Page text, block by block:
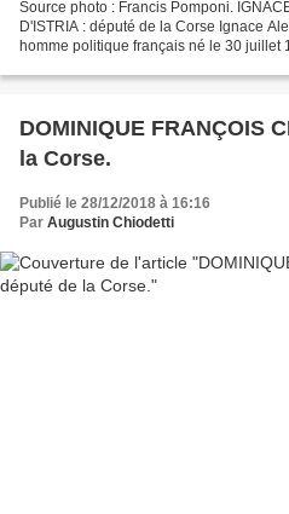
Source photo : Francis Pomponi.
D'ISTRIA : député de la Corse Ignace
homme politique français né le 30 juillet
DOMINIQUE FRANÇOIS
la Corse.
Publié le 28/12/2018 à 16:16
Par Augustin Chiodetti